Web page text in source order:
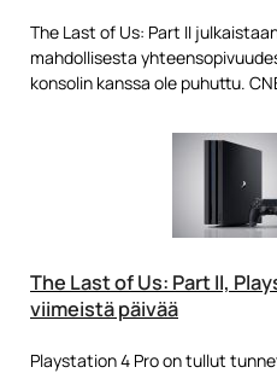
The Last of Us: Part II
mahdollisesta
konsolin kanssa ole puhuttu.
The Last of Us: Part II,
viimeistä päivää
Playstation 4 Pro on tullut